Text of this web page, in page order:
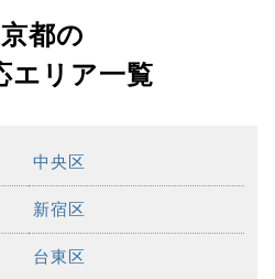
都の
エリア一覧
中央区
新宿区
台東区